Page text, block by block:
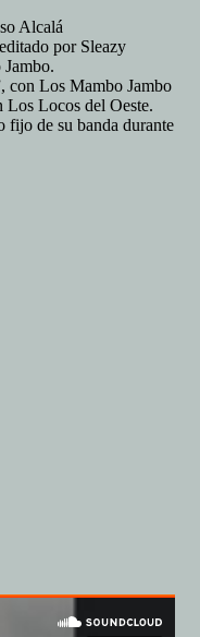
Alcalá
por Sleazy
con Los Mambo Jambo
Los Locos del Oeste.
fijo de su banda durante